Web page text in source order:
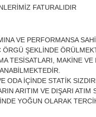
FATURALIDIR
VE PERFORMANSA
ŞEKLİNDE
TESİSATLARI, MAKİNE
İÇİNDE STATİK
ARITIM VE DIŞARI ATIM
YOĞUN OLARAK